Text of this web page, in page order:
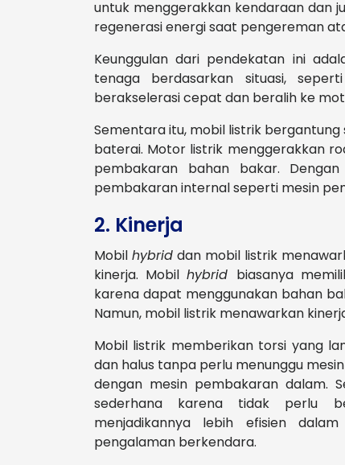
untuk menggerakkan kendaraan dan
regenerasi energi saat pengereman
Keunggulan dari pendekatan ini
tenaga berdasarkan situasi,
berakselerasi cepat dan beralih ke
Sementara itu, mobil listrik
baterai. Motor listrik menggerakkan
pembakaran bahan bakar.
pembakaran internal seperti mesin
2. Kinerja
Mobil hybriddan mobil listrik
kinerja. Mobilhybrid biasanya
karena dapat menggunakan bahan
Namun, mobil listrik menawarkan
Mobil listrik memberikan torsi yang
dan halus tanpa perlu menunggu
dengan mesin pembakaran dalam.
sederhana karena tidak perlu
menjadikannya lebih efisien
pengalaman berkendara.